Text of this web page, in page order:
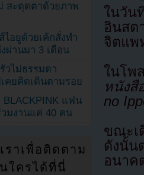
ในวัน
อินสต
จิตแพ
ในโพ
หนังสื
no
ขณะเ
ดังนั้น
อนาค
สะดุดตาด้วยภาพ
ไอยูด้วยเค้กสั่งทำ
ผ่านมา 3 เดือน
วไม่ธรรมดา
คยคิดเดินตามรอย
แฟน
มงานแค่ 40 คน
ราเพื่อติดตาม
ใครได้ที่นี่